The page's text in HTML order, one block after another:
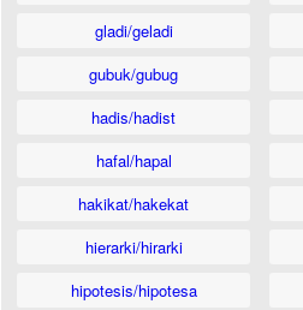
gladi/geladi
gubuk/gubug
hadis/hadist
hafal/hapal
hakikat/hakekat
hierarki/hirarki
hipotesis/hipotesa